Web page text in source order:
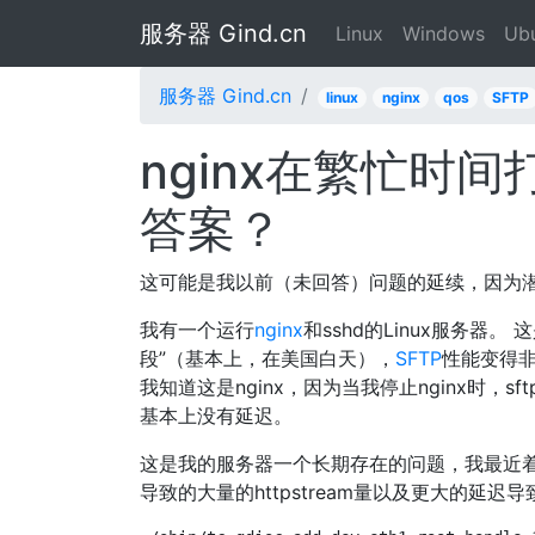
服务器 Gind.cn Linux Windows
服务器 Gind.cn linux nginx qos SFTP
nginx在繁忙时间
答案？
这可能是我以前（未回答）问题的延续，因为
我有一个运行nginx和sshd的Linux服务器。
段”（基本上，在美国白天）， SFTP性能变得
我知道这是nginx，因为当我停止nginx时，
基本上没有延迟。
这是我的服务器一个长期存在的问题，我最
导致的大量的httpstream量以及更大的延迟导